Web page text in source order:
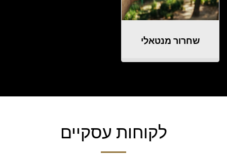
שחרור מנטאלי
לקוחות עסקיים